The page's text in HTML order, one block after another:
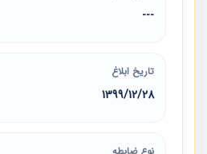
---
تاریخ ابلاغ
1399/12/28